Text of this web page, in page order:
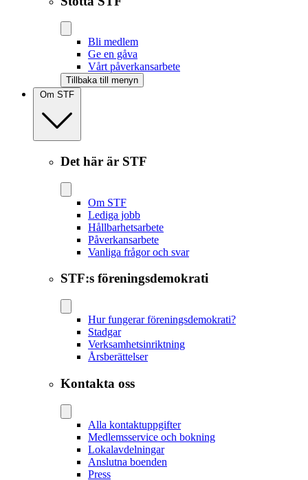
Bli medlem
Ge en gåva
Vårt påverkansarbete
Tillbaka till menyn
Om STF
Det här är STF
Om STF
Lediga jobb
Hållbarhetsarbete
Påverkansarbete
Vanliga frågor och svar
STF:s föreningsdemokrati
Hur fungerar föreningsdemokrati?
Stadgar
Verksamhetsinriktning
Årsberättelser
Kontakta oss
Alla kontaktuppgifter
Medlemsservice och bokning
Lokalavdelningar
Anslutna boenden
Press